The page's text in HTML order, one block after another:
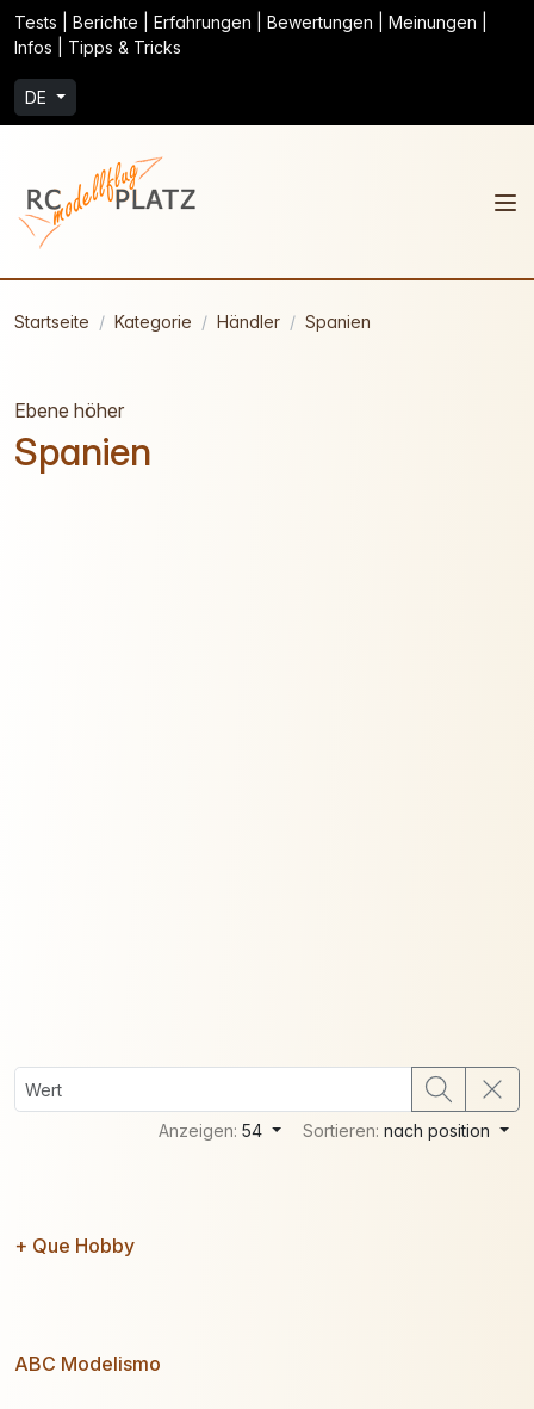
Tests | Berichte | Erfahrungen | Bewertungen | Meinungen |
Infos | Tipps & Tricks
DE
Startseite Kategorie Händler Spanien
Ebene höher
Spanien
Anzeigen:54 Sortieren:nach position
+ Que Hobby
ABC Modelismo